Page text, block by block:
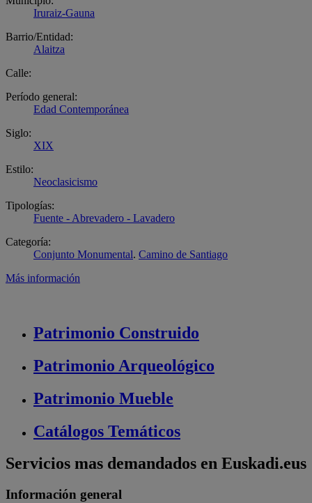
Iruraiz-Gauna
Barrio/Entidad:
Alaitza
Calle:
Período general:
Edad Contemporánea
Siglo:
XIX
Estilo:
Neoclasicismo
Tipologías:
Fuente - Abrevadero - Lavadero
Categoría:
Conjunto Monumental. Camino de Santiago
Más información
Patrimonio Construido
Patrimonio Arqueológico
Patrimonio Mueble
Catálogos Temáticos
Servicios mas demandados en Euskadi.eus
Información general